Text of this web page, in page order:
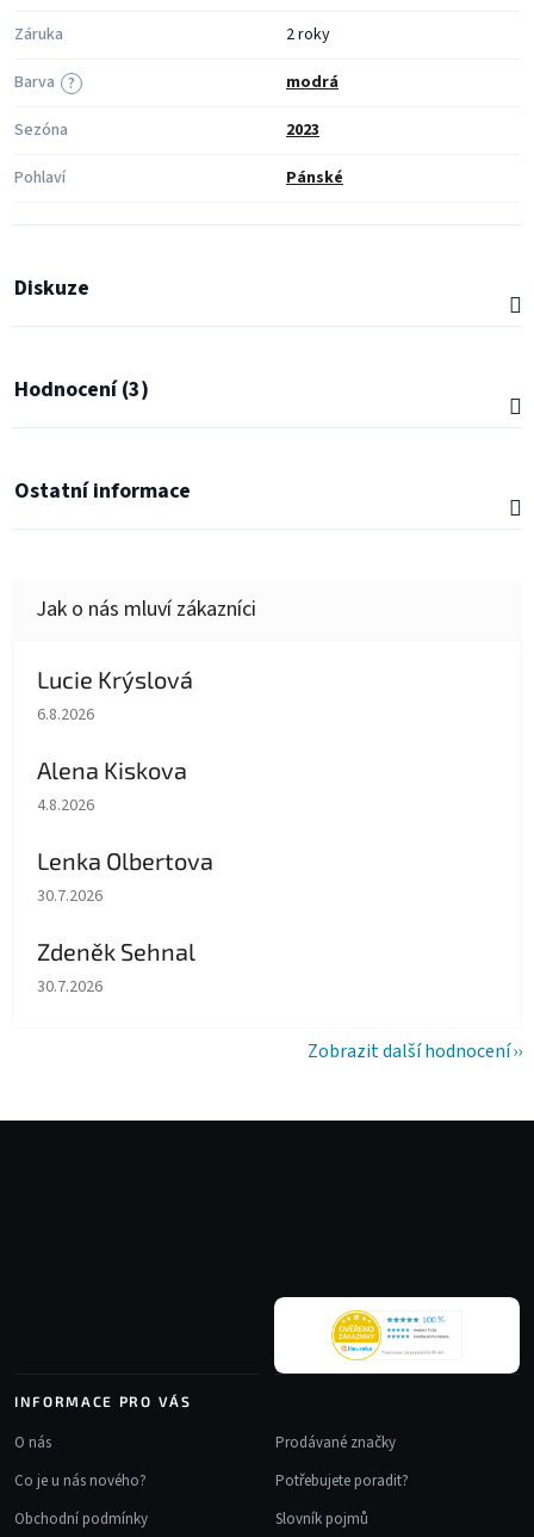
Záruka 2 roky
?
Barva
modrá
Sezóna
2023
Pohlaví
Pánské
Diskuze
Hodnocení (3)
Ostatní informace
Lucie Krýslová
Hodnocení obchodu je 5 z 5 hvězdiček.
6.8.2026
Alena Kiskova
Hodnocení obchodu je 5 z 5 hvězdiček.
4.8.2026
Lenka Olbertova
Hodnocení obchodu je 5 z 5 hvězdiček.
30.7.2026
Zdeněk Sehnal
Hodnocení obchodu je 5 z 5 hvězdiček.
30.7.2026
Zobrazit další hodnocení
INFORMACE PRO VÁS
O nás
Co je u nás nového?
Obchodní podmínky
Prodávané značky
Potřebujete poradit?
Slovník pojmů